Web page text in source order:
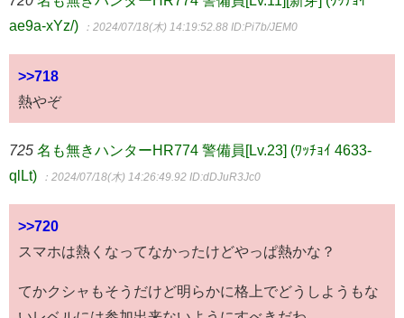
ae9a-xYz/)
：2024/07/18(木) 14:19:52.88 ID:Pi7b/JEM0
>>718
熱やぞ
725 名も無きハンターHR774 警備員[Lv.23] (ﾜｯﾁｮｲ 4633-
qlLt)
：2024/07/18(木) 14:26:49.92 ID:dDJuR3Jc0
>>720
スマホは熱くなってなかったけどやっぱ熱かな？
てかクシャもそうだけど明らかに格上でどうしようもな